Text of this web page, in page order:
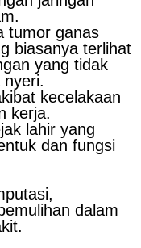
tumor ganas
biasanya terlihat
yang tidak
kecelakaan
kerja.
lahir yang
dan fungsi
dalam